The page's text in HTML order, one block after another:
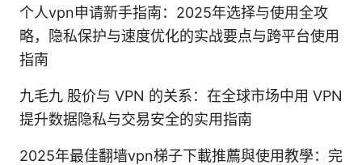
个人vpn申请新手指南：2025年选择与使用全攻
略，隐私保护与速度优化的实战要点与跨平台使用
指南
九毛九 股价与 VPN 的关系：在全球市场中用 VPN
提升数据隐私与交易安全的实用指南
2025年最佳翻墙vpn梯子下載推薦與使用教學：完